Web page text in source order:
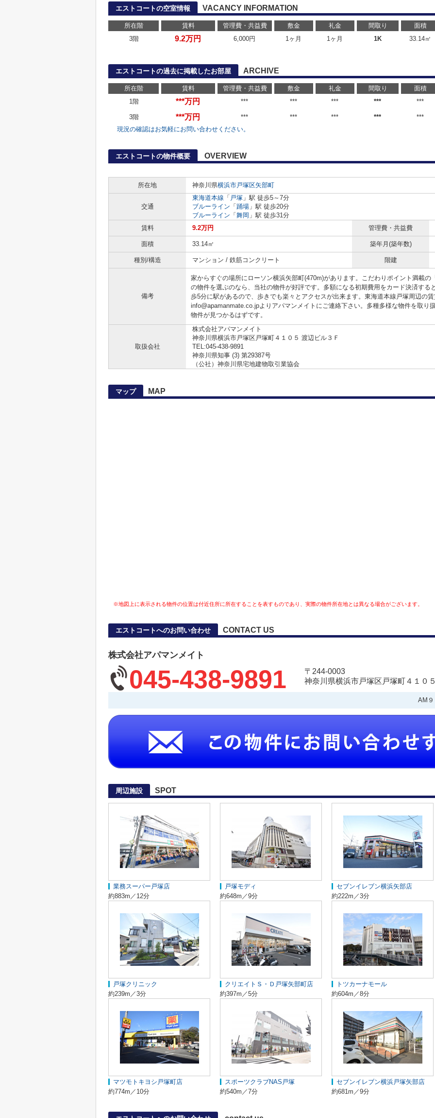
エストコートの空室情報 VACANCY INFORMATION
所在階 賃料 管理費・共益費 敷金 礼金 間取り 面積
3階
9.2万円 6,000円 1ヶ月 1ヶ月 1K 33.14㎡
エストコートの過去に掲載したお部屋 ARCHIVE
所在階 賃料 管理費・共益費 敷金 礼金 間取り 面積
1階
***万円 *** *** *** *** ***
3階 ***万円 *** *** *** *** ***
現況の確認はお気軽にお問い合わせください。
エストコートの物件概要 OVERVIEW
所在地
神奈川県横浜市戸塚区矢部町
交通
東海道本線 「 戸塚 」駅 徒歩5～7分
ブルーライン 「 踊場 」駅 徒歩20分
ブルーライン 「 舞岡 」駅 徒歩31分
賃料
9.2万円 管理費・共益費
面積 33.14㎡ 築年月(築年数)
種別/構造 マンション / 鉄筋コンクリート 階建
備考
家からすぐの場所にローソン横浜矢部町(470m)があります。こだわりポイント満載の
の物件を選ぶのなら、当社の物件が好評です。多額になる初期費用をカード決済する
歩5分に駅があるので、歩きでも楽々とアクセスが出来ます。東海道本線戸塚周辺の賃
info@apamanmate.co.jpよりアパマンメイトにご連絡下さい。多種多様な物件を取り
物件が見つかるはずです。
取扱会社
株式会社アパマンメイト
神奈川県横浜市戸塚区戸塚町４１０５ 渡辺ビル３Ｆ
TEL:045-438-9891
神奈川県知事 (3) 第29387号
（公社）神奈川県宅地建物取引業協会
マップ MAP
※地図上に表示される物件の位置は付近住所に所在することを表すものであり、実際の物件所在地とは異なる場合がございます。
エストコートへのお問い合わせ CONTACT US
株式会社アパマンメイト
045-438-9891
〒244-0003
神奈川県横浜市戸塚区戸塚町４１０
AM
周辺施設 SPOT
業務スーパー戸塚店
約883m／12分
戸塚モディ
約648m／9分
セブンイレブン横浜矢部店
約222m／3分
戸塚クリニック
約239m／3分
クリエイトＳ・Ｄ戸塚矢部町店
約397m／5分
トツカーナモール
約604m／8分
マツモトキヨシ戸塚町店
約774m／10分
スポーツクラブNAS戸塚
約540m／7分
セブンイレブン横浜戸塚矢部店
約681m／9分